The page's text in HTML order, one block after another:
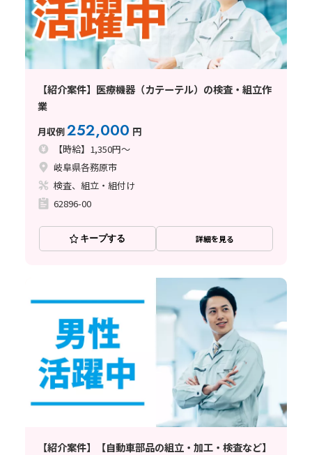
【紹介案件】医療機器（カテーテル）の検査・組立作
業
月収例252,000 円
【時給】1,350円～
岐阜県各務原市
検査、組立・組付け
62896-00
キープする 詳細を見る
【紹介案件】【自動車部品の組立・加工・検査など】